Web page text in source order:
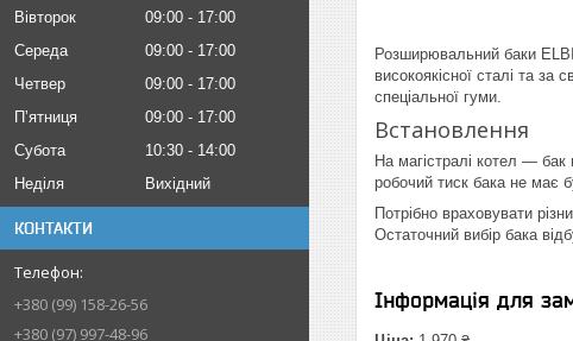
Вівторок
09:00
17:00
Середа
09:00
17:00
Четвер
09:00
17:00
Пʼятниця
09:00
17:00
Субота
10:30
14:00
Неділя
Вихідний
КОНТАКТИ
+380 (99) 158-26-56
+380 (97) 997-48-96
Розширювальний баки
високоякісної сталі та
спеціальної гуми.
Встановлення
На магістралі котел —
робочий тиск бака не має
Потрібно враховувати
Остаточний вибір бака
Інформація для